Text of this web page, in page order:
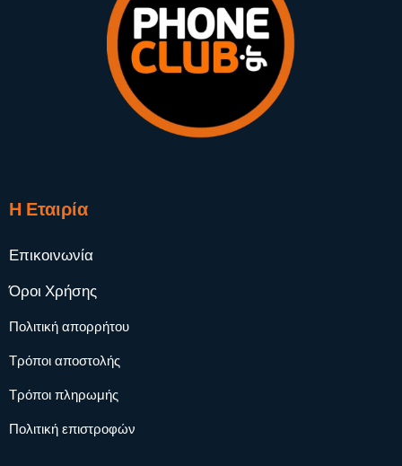
Η Εταιρία
Επικοινωνία
Όροι Χρήσης
Πολιτική απορρήτου
Τρόποι αποστολής
Τρόποι πληρωμής
Πολιτική επιστροφών